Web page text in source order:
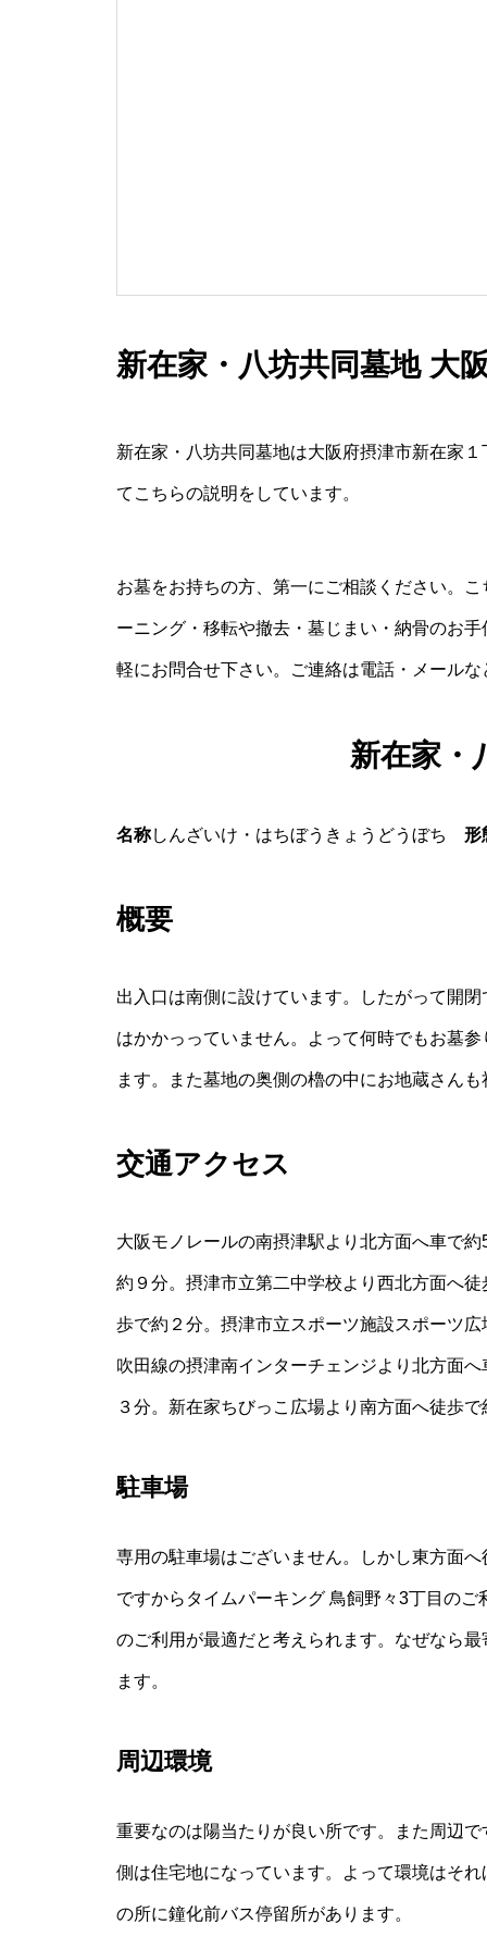
新在家・八坊共同墓地 大
新在家・八坊共同墓地は大阪府摂津市新在家
てこちらの説明をしています。
お墓をお持ちの方、第一にご相談ください。
ーニング・移転や撤去・墓じまい・納骨のお
軽にお問合せ下さい。ご連絡は電話・メール
新在家・
名称しんざいけ・はちぼうきょうどうぼち 形
概要
出入口は南側に設けています。したがって開
はかかっっていません。よって何時でもお墓
ます。また墓地の奥側の櫓の中にお地蔵さん
交通アクセス
大阪モノレールの南摂津駅より北方面へ車で
約９分。摂津市立第二中学校より西北方面へ
歩で約２分。摂津市立スポーツ施設スポーツ
吹田線の摂津南インターチェンジより北方面
３分。新在家ちびっこ広場より南方面へ徒歩で
駐車場
専用の駐車場はございません。しかし東方面
ですからタイムパーキング 鳥飼野々3丁目の
のご利用が最適だと考えられます。なぜなら
ます。
周辺環境
重要なのは陽当たりが良い所です。また周辺
側は住宅地になっています。よって環境はそ
の所に鐘化前バス停留所があります。